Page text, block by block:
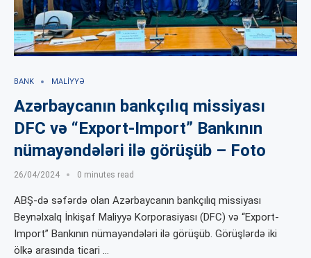
BANK MALIYYƏ
Azərbaycanın bankçılıq missiyası
DFC və “Export-Import” Bankının
nümayəndələri ilə görüşüb – Foto
26/04/2024 0 minutes read
ABŞ-də səfərdə olan Azərbaycanın bankçılıq missiyası
Beynəlxalq İnkişaf Maliyyə Korporasiyası (DFC) və “Export-
Import” Bankının nümayəndələri ilə görüşüb. Görüşlərdə iki
ölkə arasında ticari …